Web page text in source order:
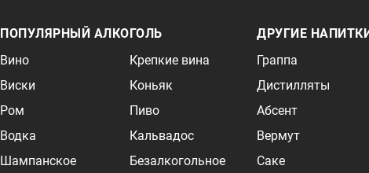
ПОПУЛЯРНЫЙ АЛКОГОЛЬ
Вино
Виски
Ром
Водка
Шампанское
Крепкие вина
Коньяк
Пиво
Кальвадос
Безалкогольное
ДРУГИЕ
Граппа
Дистилляты
Абсент
Вермут
Саке